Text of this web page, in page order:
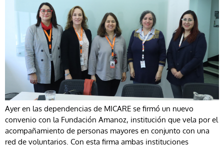
Ayer en las dependencias de MICARE se firmó un nuevo
convenio con la Fundación Amanoz, institución que vela por el
acompañamiento de personas mayores en conjunto con una
red de voluntarios. Con esta firma ambas instituciones